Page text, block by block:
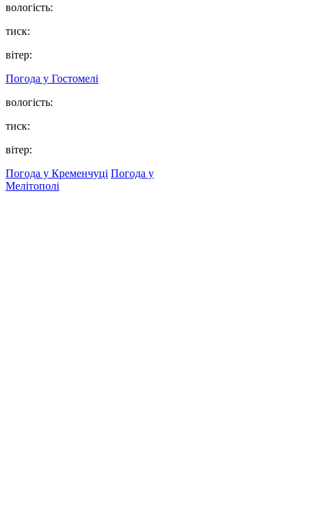
вологість:
тиск:
вітер:
Погода у Гостомелі
вологість:
тиск:
вітер:
Погода у Кременчуці Погода у
Мелітополі